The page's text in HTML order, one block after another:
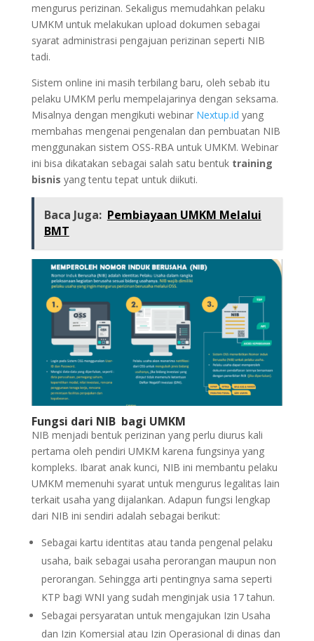
mengurus perizinan. Sekaligus memudahkan pelaku
UMKM untuk melakukan upload dokumen sebagai
syarat administrasi pengajuan perizinan seperti NIB
tadi.
Sistem online ini masih terbilang baru, oleh sebab itu
pelaku UMKM perlu mempelajarinya dengan seksama.
Misalnya dengan mengikuti webinar Nextup.id yang
membahas mengenai pengenalan dan pembuatan NIB
menggunakan sistem OSS-RBA untuk UMKM. Webinar
ini bisa dikatakan sebagai salah satu bentuk training
bisnis yang tentu tepat untuk diikuti.
Baca Juga: Pembiayaan UMKM Melalui
BMT
Fungsi dari NIB bagi UMKM
NIB menjadi bentuk perizinan yang perlu diurus kali
pertama oleh pendiri UMKM karena fungsinya yang
kompleks. Ibarat anak kunci, NIB ini membantu pelaku
UMKM memenuhi syarat untuk mengurus legalitas lain
terkait usaha yang dijalankan. Adapun fungsi lengkap
dari NIB ini sendiri adalah sebagai berikut:
Sebagai kartu identitas atau tanda pengenal pelaku
usaha, baik sebagai usaha perorangan maupun non
perorangan. Sehingga arti pentingnya sama seperti
KTP bagi WNI yang sudah menginjak usia 17 tahun.
Sebagai persyaratan untuk mengajukan Izin Usaha
dan Izin Komersial atau Izin Operasional di dinas dan